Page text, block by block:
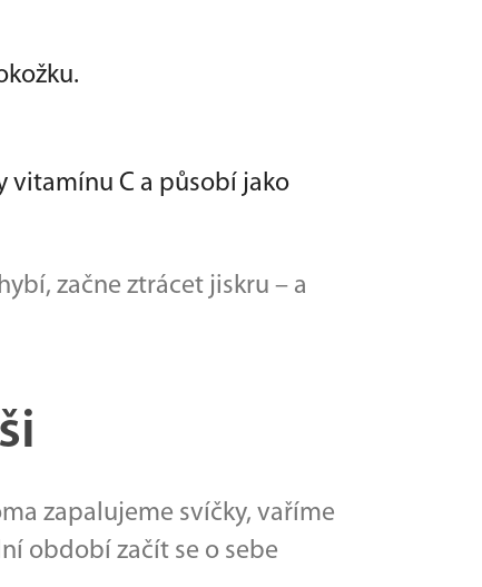
vitamínu C a působí jako
začne ztrácet jiskru – a
zapalujeme svíčky, vaříme
období začít se o sebe